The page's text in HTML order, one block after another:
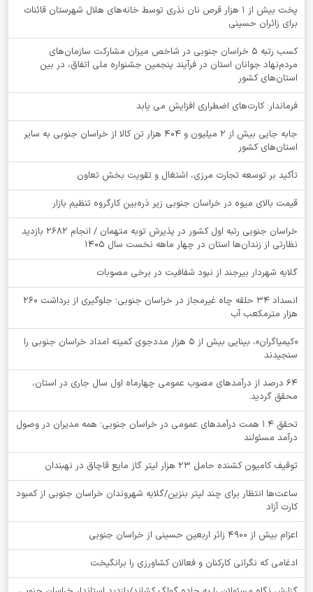
پخت بیش از 1 هزار قرص نان نذری توسط خانه‌های هلال شهرستان قائنات
برای زائران حسینی
کسب رتبه ۵ خراسان جنوبی در شاخص میزان مشارکت سازمان‌های
مردم‌نهاد جوانان استان در فرآیند پنجمین جشنواره ملی اتفاق، در بین
استان‌های کشور
فرماندار: کارت‌های اضطراری افزایش می یابد
جابه جایی بیش از 2 میلیون و 404 هزار تن کالا از خراسان جنوبی به سایر
استان‌های کشور
تأکید بر توسعه تجارت مرزی، اشتغال و تقویت بخش تعاون
قیمت بالای میوه در خراسان جنوبی زیر ذره‌بین کارگروه تنظیم بازار
خراسان جنوبی رتبه اول کشور در پذیرش توبه متهمان / انجام ۲۶۸۲ بازدید
نظارتی از زندان‌ها استان در چهار ماهه نخست سال 1405
گلایه شهردار بیرجند از نبود شفافیت در برخی مصوبات
انسداد ۳۴ حلقه چاه غیرمجاز در خراسان جنوبی؛ جلوگیری از برداشت ۲۶۰
هزار مترمکعب آب
«کیمیاگران»، بینایی بیش از ۵ هزار مددجوی کمیته امداد خراسان جنوبی را
سنجیدند
64 درصد از درآمدهای مصوب عمومی چهارماه اول سال جاری در استان،
محقق گردید.
تحقق ۱.۴ همت درآمدهای عمومی در خراسان جنوبی؛ همه مدیران در وصول
درآمد مسئولند
توقيف کامیون کشنده حامل 23 هزار لیتر گاز مایع قاچاق در نهبندان
ساعت‌ها انتظار برای چند لیتر بنزین/گلایه شهروندان خراسان جنوبی از کمبود
کارت آزاد
اعزام بیش از 4900 زائر اربعین حسینی از خراسان جنوبی
ادغامی که نگرانی کارکنان و فعالان کشاورزی را برانگیخت